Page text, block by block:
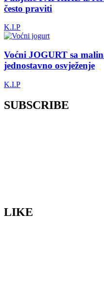
često praviti
K.I.P
Voćni JOGURT sa
jednostavno osvježenje
K.I.P
SUBSCRIBE
LIKE